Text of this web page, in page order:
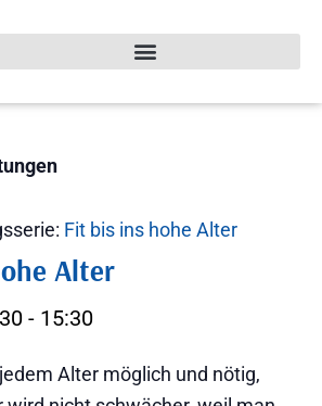
Fit bis ins hohe Alter
Alter
- 15:30
Alter möglich und nötig,